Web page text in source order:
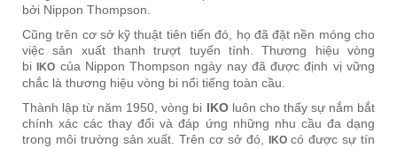
bởi Nippon Thompson.
Cũng trên cơ sở kỹ thuật tiên tiến đó, họ đã đặt nền móng cho
việc sản xuất thanh trượt tuyến tính.Thương hiệu vòng
bi IKO của Nippon Thompson ngày nay đã được định vị vững
chắc là thương hiệu vòng bi nổi tiếng toàn cầu.
Thành lập từ năm 1950, vòng bi IKOluôn cho thấy sự nắm bắt
chính xác các thay đổi và đáp ứng những nhu cầu đa dạng
trong môi trường sản xuất.Trên cơ sở đó, IKOcó được sự tín